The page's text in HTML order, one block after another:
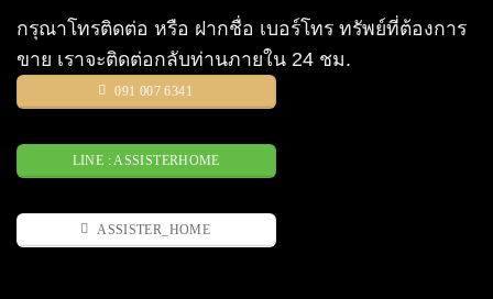
กรุณาโทรติดต่อ หรือ ฝากชื่อ เบอร์โทร ทรัพย์ที่ต้องการ
ขาย เราจะติดต่อกลับท่านภายใน 24 ชม.
091 007 6341
LINE : ASSISTERHOME
ASSISTER_HOME